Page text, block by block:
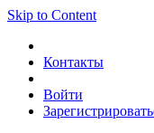
Skip to Content
Контакты
Войти